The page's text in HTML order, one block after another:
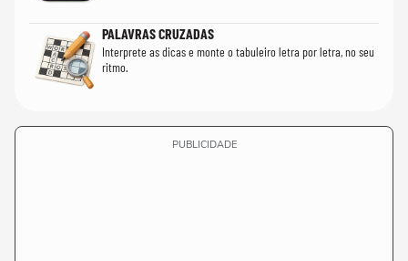
PALAVRAS CRUZADAS
Interprete as dicas e monte o tabuleiro letra por letra, no seu
ritmo.
PUBLICIDADE